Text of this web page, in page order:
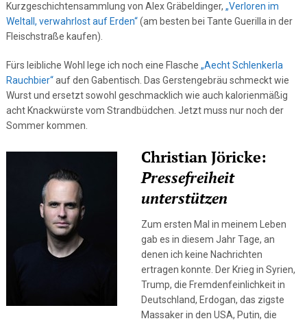
Kurzgeschichtensammlung von Alex Gräbeldinger, „Verloren im
Weltall, verwahrlost auf Erden“(am besten bei Tante Guerilla in der
Fleischstraße kaufen).
Fürs leibliche Wohl lege ich noch eine Flasche „Aecht Schlenkerla
Rauchbier“auf den Gabentisch. Das Gerstengebräu schmeckt wie
Wurst und ersetzt sowohl geschmacklich wie auch kalorienmäßig
acht Knackwürste vom Strandbüdchen. Jetzt muss nur noch der
Sommer kommen.
Christian Jöricke:
Pressefreiheit
unterstützen
Zum ersten Mal in meinem Leben
gab es in diesem Jahr Tage, an
denen ich keine Nachrichten
ertragen konnte. Der Krieg in Syrien,
Trump, die Fremdenfeinlichkeit in
Deutschland, Erdogan, das zigste
Massaker in den USA, Putin, die